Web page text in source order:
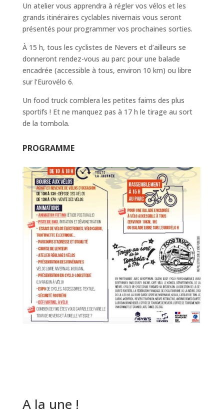
Un atelier vous apprendra à régler vos vélos et les
grands itinéraires cyclables nivernais vous seront
présentés pour programmer vos prochaines sorties.
À 15 h, tous les cyclistes de Nevers et d’ailleurs se
donneront rendez-vous au parc pour une balade
encadrée (accessible à tous, environ 10 km) ou libre
sur l’Eurovélo 6.
Un food truck comblera les petites faims des plus
sportifs ! Et ne manquez pas à 17 h le tirage au sort
de la tombola.
PROGRAMME
A la une !